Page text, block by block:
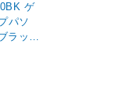
ゲ
パソ
ラック
/SS
無